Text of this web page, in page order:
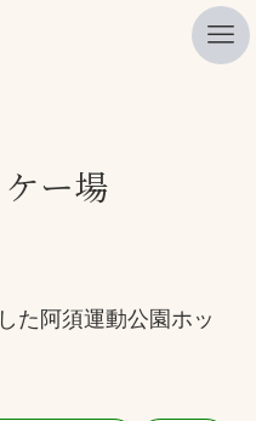
ー場
た阿須運動公園ホッ